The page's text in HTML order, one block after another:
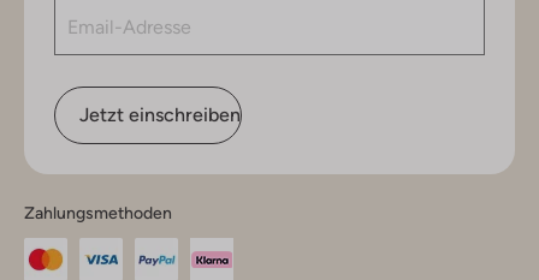
Jetzt einschreiben
Zahlungsmethoden